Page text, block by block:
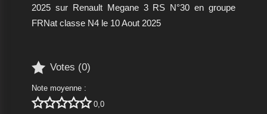
2025 sur Renault Megane 3 RS N°30 en groupe
FRNat classe N4 le 10 Aout 2025
 Votes (0)
Note moyenne :
 0,0